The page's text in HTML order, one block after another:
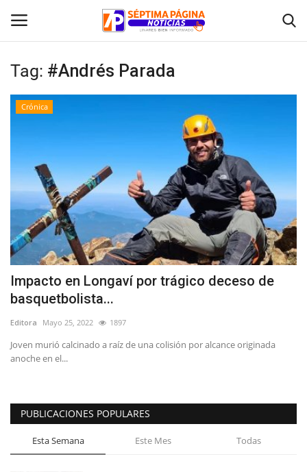
Inicio
Policial
Tribunales
Deporte
Política
Espectáculos
Tag: #Andrés Parada
Crónica
Impacto en Longaví por trágico deceso de
basquetbolista...
Editora Mayo 25, 2022 1897
Joven murió calcinado a raíz de una colisión por alcance originada
anoche en el...
PUBLICACIONES POPULARES
Esta Semana Este Mes Todas